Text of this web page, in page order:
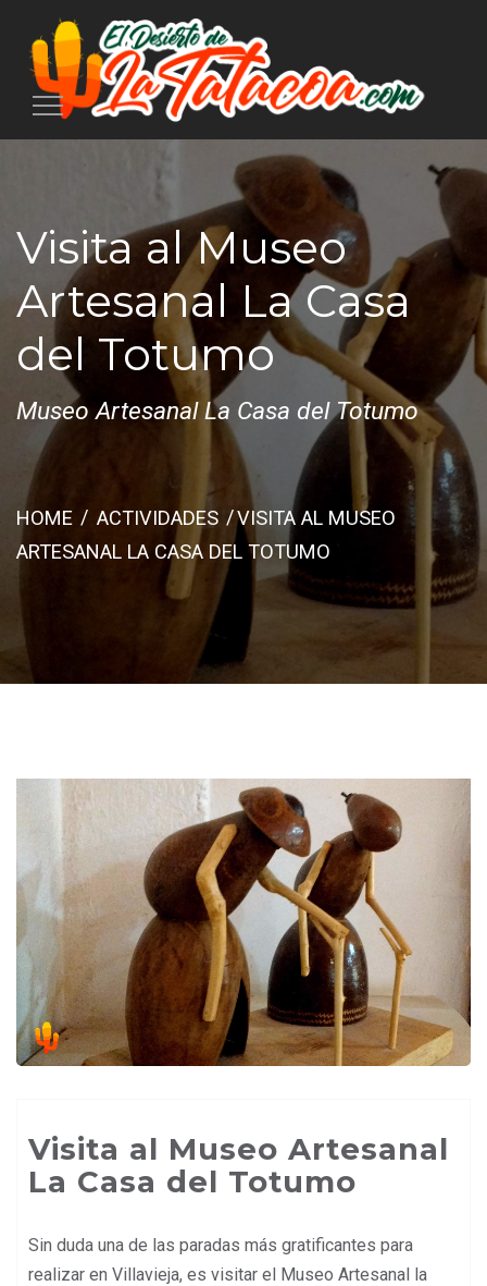
Toggle
Visita al Museo
Artesanal La Casa
del Totumo
Museo Artesanal La Casa del Totumo
HOME ACTIVIDADES
VISITA AL MUSEO
ARTESANAL LA CASA DEL TOTUMO
Visita al Museo Artesanal
La Casa del Totumo
Sin duda una de las paradas más gratificantes para
realizar en Villavieja, es visitar el Museo Artesanal la